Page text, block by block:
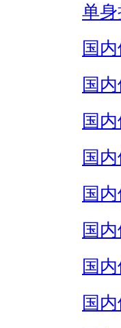
单身
国
国
国
国
国
国
国
国